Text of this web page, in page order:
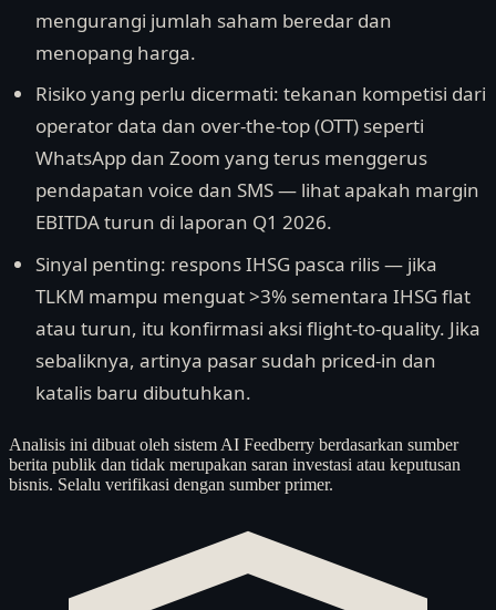
mengurangi jumlah saham beredar dan
menopang harga.
Risiko yang perlu dicermati: tekanan kompetisi dari
operator data dan over-the-top (OTT) seperti
WhatsApp dan Zoom yang terus menggerus
pendapatan voice dan SMS — lihat apakah margin
EBITDA turun di laporan Q1 2026.
Sinyal penting: respons IHSG pasca rilis — jika
TLKM mampu menguat >3% sementara IHSG flat
atau turun, itu konfirmasi aksi flight-to-quality. Jika
sebaliknya, artinya pasar sudah priced-in dan
katalis baru dibutuhkan.
Analisis ini dibuat oleh sistem AI Feedberry berdasarkan sumber
berita publik dan tidak merupakan saran investasi atau keputusan
bisnis. Selalu verifikasi dengan sumber primer.